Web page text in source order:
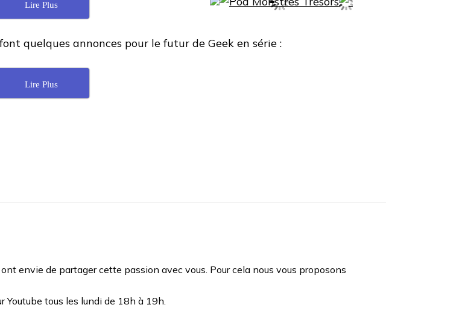
Lire Plus
quelques annonces pour le futur de Geek en série :
Lire Plus
envie de partager cette passion avec vous. Pour cela nous vous proposons
Youtube tous les lundi de 18h à 19h.